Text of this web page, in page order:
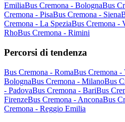
EmiliaBus Cremona - BolognaBus
Cremona - PisaBus Cremona - Siena
Cremona - La SpeziaBus Cremona -
RhoBus Cremona - Rimini
Percorsi di tendenza
Bus Cremona - RomaBus Cremona -
BolognaBus Cremona - MilanoBus
- PadovaBus Cremona - BariBus
FirenzeBus Cremona - AnconaBus
Cremona - Reggio Emilia